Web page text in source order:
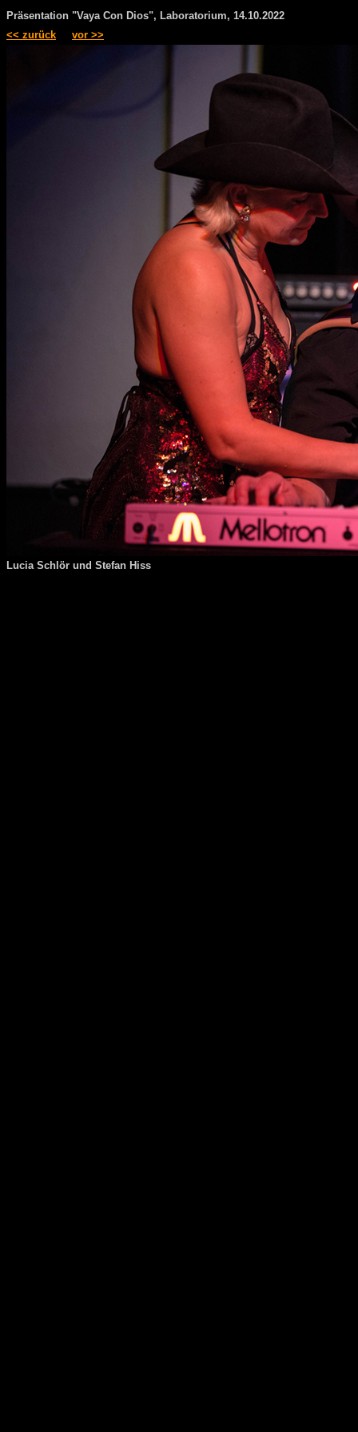
Präsentation "Vaya Con Dios", Laboratorium, 14.10.2022
<< zurück
vor >>
Lucia Schlör und Stefan Hiss